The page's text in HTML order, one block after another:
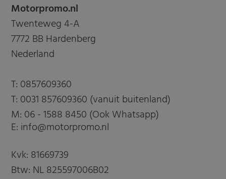
Motorpromo.nl
Twenteweg 4-A
7772 BB Hardenberg
Nederland
T: 0857609360
T: 0031 857609360 (vanuit buitenland)
M: 06 - 1588 8450 (Ook Whatsapp)
E: info@motorpromo.nl
Kvk: 81669739
Btw: NL 825597006B02